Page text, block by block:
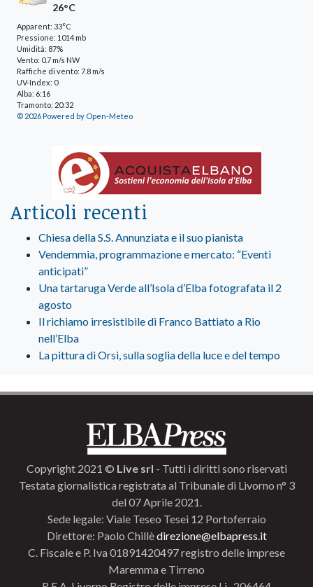
26°C
Apparent: 33°C
Pressione: 1014 mb
Umidità: 87%
Vento: 0.7 m/s NW
Raffiche di vento: 7.8 m/s
UV-Index: 0
Alba: 6:16
Tramonto: 20:32
© 2026 Powered by Open-Meteo
Articoli recenti
Chiesa della S.S. Annunziata e il suo pianista
Vendemmia, programmazione e mercato: “Eventi
anticipati”
Una tartaruga Verde all’Isola d’Elba fotografata il 2
agosto
Il richiamo irresistibile di Franco Battiato a Rio
nell’Elba
La pittura di Orsi, sulla soglia della luce e del tempo
Copyright 2021 © Live srl - Tutti i diritti sono riservati
Testata giornalistica registrata al Tribunale di Livorno n° 3
del 07 Aprile 2021.
Sede legale: Viale Teseo Tesei 12 Portoferraio
Direttore: Paolo Chillèdirezione@elbapress.it
C. Fiscale e P. Iva 01891420497 registro delle imprese
Maremma e Tirreno